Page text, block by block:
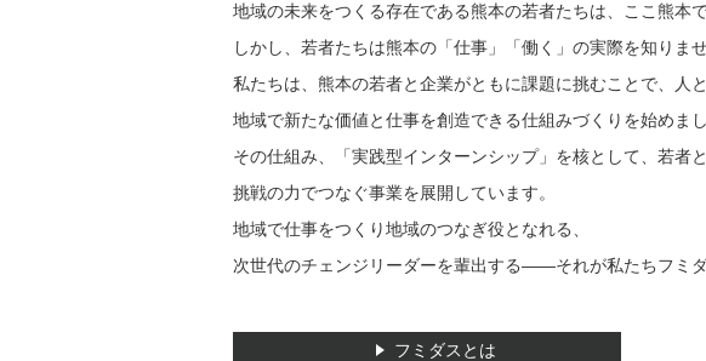
地域の未来をつくる存在である熊本の若者たちは、ここ熊本
しかし、若者たちは熊本の「仕事」「働く」の実際を知りませ
私たちは、熊本の若者と企業がともに課題に挑むことで、人
地域で新たな価値と仕事を創造できる仕組みづくりを始めまし
その仕組み、「実践型インターンシップ」を核として、若者
挑戦の力でつなぐ事業を展開しています。
地域で仕事をつくり地域のつなぎ役となれる、
次世代のチェンジリーダーを輩出する――それが私たちフミダ
フミダスとは